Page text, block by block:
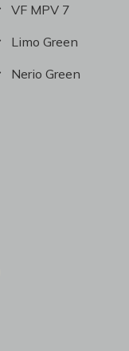
VF MPV 7
Limo Green
Nerio Green